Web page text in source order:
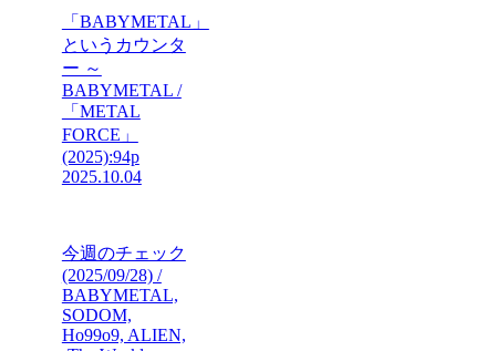
「BABYMETAL」
というカウンタ
ー ～
BABYMETAL /
「METAL
FORCE」
(2025):94p
2025.10.04
今週のチェック
(2025/09/28) /
BABYMETAL,
SODOM,
Ho99o9, ALIEN,